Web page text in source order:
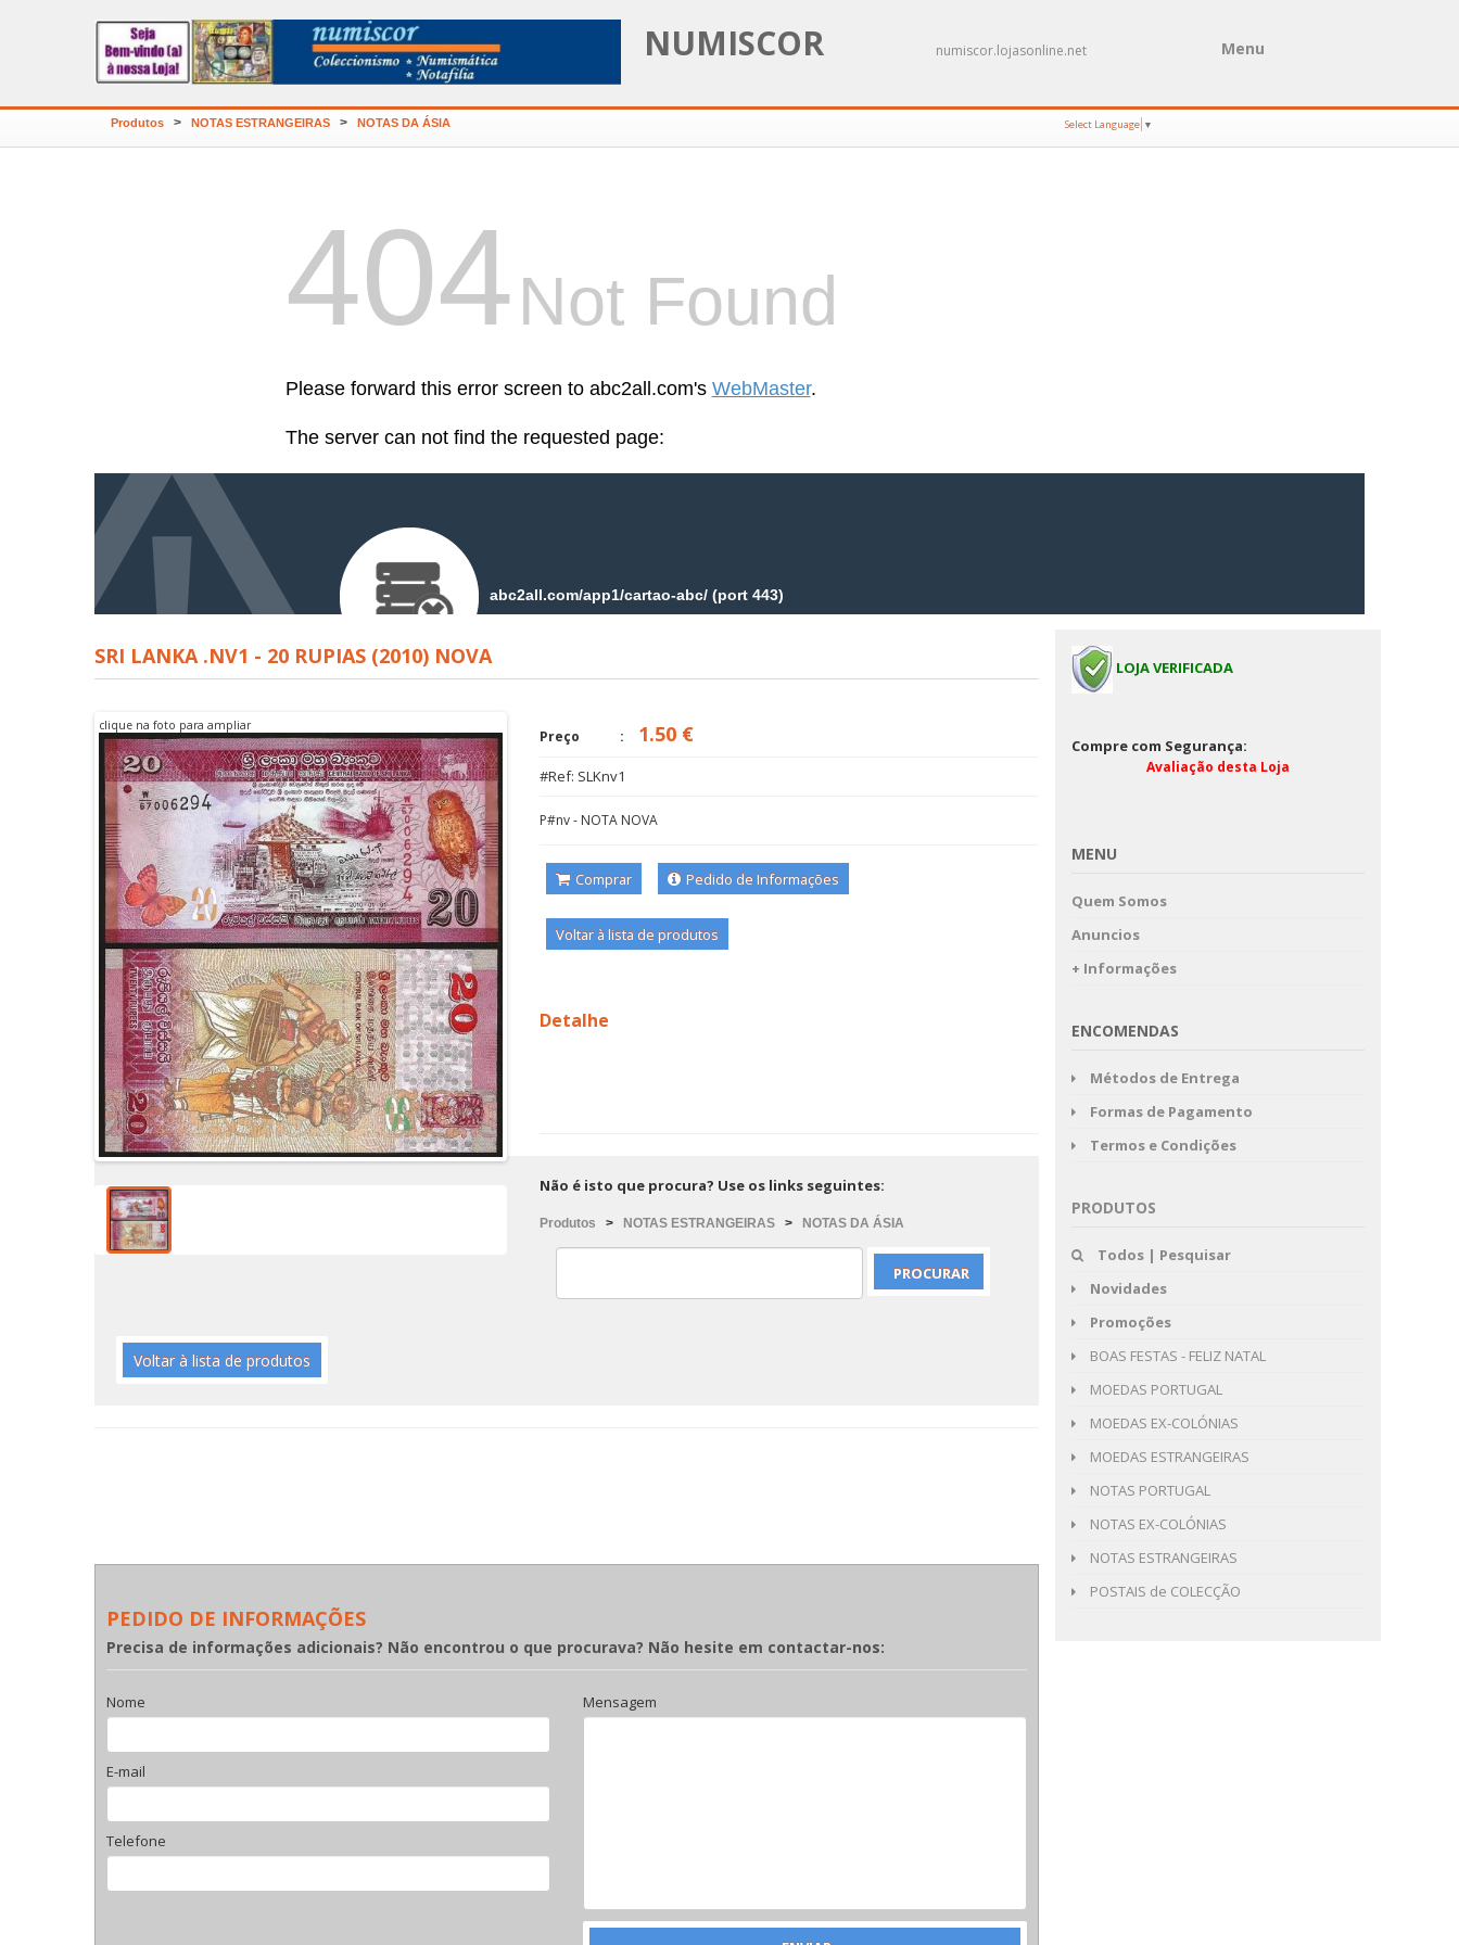
NUMISCOR numiscor.lojasonline.net Menu
Produtos > NOTAS ESTRANGEIRAS > NOTAS DA ÁSIA Select Language ▼
SRI LANKA .NV1 - 20 RUPIAS (2010) NOVA
clique na foto para ampliar
Preço 1.50 €
#Ref: SLKnv1
P#nv - NOTA NOVA
Comprar Pedido de Informações
Voltar à lista de produtos
Detalhe
Não é isto que procura? Use os links seguintes:
Produtos > NOTAS ESTRANGEIRAS > NOTAS DA ÁSIA
Voltar à lista de produtos
PEDIDO DE INFORMAÇÕES
Precisa de informações adicionais? Não encontrou o que procurava? Não hesite em contactar-nos:
Nome
E-mail
Telefone
Mensagem
LOJA VERIFICADA
Compre com Segurança:
Avaliação desta Loja
MENU
Quem Somos
Anuncios
+ Informações
ENCOMENDAS
Métodos de Entrega
Formas de Pagamento
Termos e Condições
PRODUTOS
Todos | Pesquisar
Novidades
Promoções
BOAS FESTAS - FELIZ NATAL
MOEDAS PORTUGAL
MOEDAS EX-COLÓNIAS
MOEDAS ESTRANGEIRAS
NOTAS PORTUGAL
NOTAS EX-COLÓNIAS
NOTAS ESTRANGEIRAS
POSTAIS de COLECÇÃO